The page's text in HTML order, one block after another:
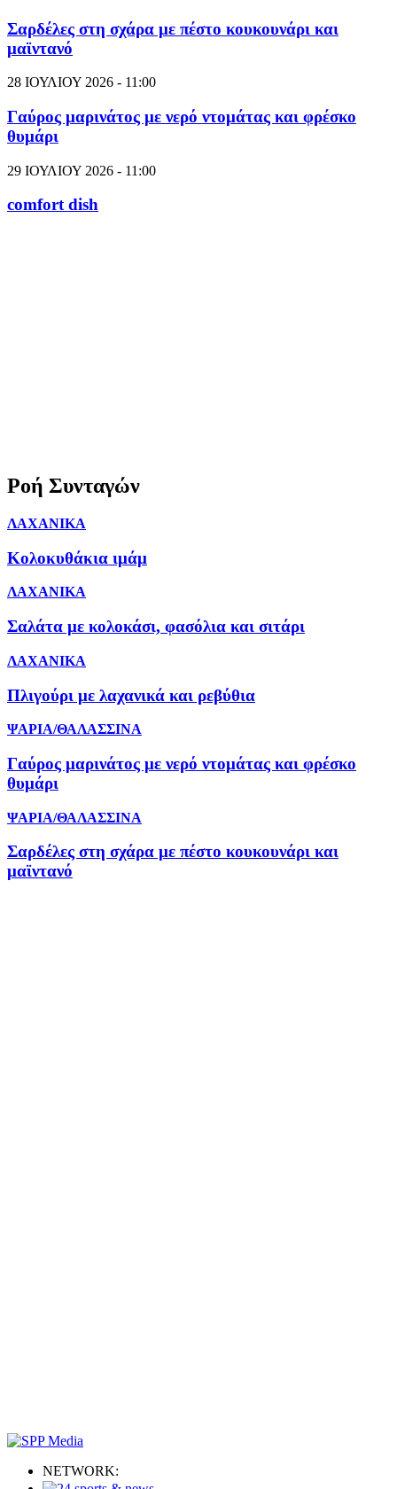
Σαρδέλες στη σχάρα με πέστο κουκουνάρι και
μαϊντανό
28 ΙΟΥΛΙΟΥ 2026 - 11:00
Γαύρος μαρινάτος με νερό ντομάτας και φρέσκο
θυμάρι
29 ΙΟΥΛΙΟΥ 2026 - 11:00
comfort dish
Ροή Συνταγών
ΛΑΧΑΝΙΚΑ
Κολοκυθάκια ιμάμ
ΛΑΧΑΝΙΚΑ
Σαλάτα με κολοκάσι, φασόλια και σιτάρι
ΛΑΧΑΝΙΚΑ
Πλιγούρι με λαχανικά και ρεβύθια
ΨΑΡΙΑ/ΘΑΛΑΣΣΙΝΑ
Γαύρος μαρινάτος με νερό ντομάτας και φρέσκο
θυμάρι
ΨΑΡΙΑ/ΘΑΛΑΣΣΙΝΑ
Σαρδέλες στη σχάρα με πέστο κουκουνάρι και
μαϊντανό
NETWORK: